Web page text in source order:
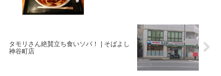
タモリさん絶賛立ち食いソバ！ | そばよし
神谷町店